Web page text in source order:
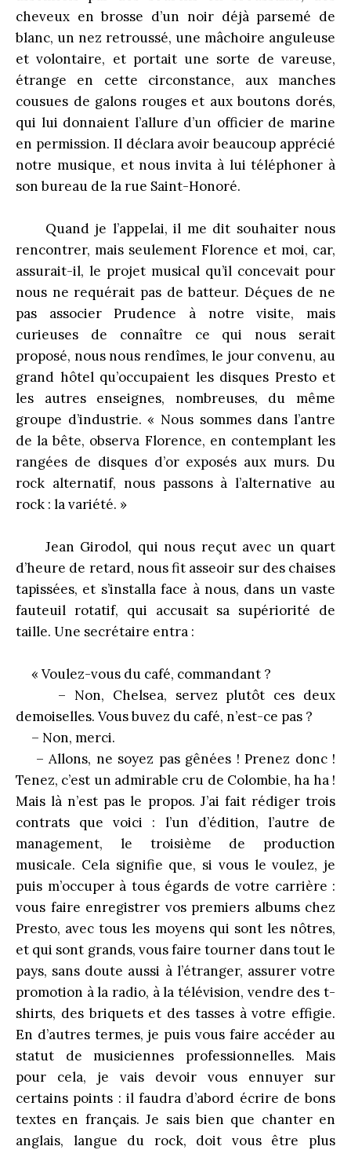
cheveux en brosse d’un noir déjà parsemé de
blanc, un nez retroussé, une mâchoire anguleuse
et volontaire, et portait une sorte de vareuse,
étrange en cette circonstance, aux manches
cousues de galons rouges et aux boutons dorés,
qui lui donnaient l’allure d’un officier de marine
en permission. Il déclara avoir beaucoup apprécié
notre musique, et nous invita à lui téléphoner à
son bureau de la rue Saint-Honoré.
Quand je l’appelai, il me dit souhaiter nous
rencontrer, mais seulement Florence et moi, car,
assurait-il, le projet musical qu’il concevait pour
nous ne requérait pas de batteur. Déçues de ne
pas associer Prudence à notre visite, mais
curieuses de connaître ce qui nous serait
proposé, nous nous rendîmes, le jour convenu, au
grand hôtel qu’occupaient les disques Presto et
les autres enseignes, nombreuses, du même
groupe d’industrie. « Nous sommes dans l’antre
de la bête, observa Florence, en contemplant les
rangées de disques d’or exposés aux murs. Du
rock alternatif, nous passons à l’alternative au
rock : la variété. »
Jean Girodol, qui nous reçut avec un quart
d’heure de retard, nous fit asseoir sur des chaises
tapissées, et s’installa face à nous, dans un vaste
fauteuil rotatif, qui accusait sa supériorité de
taille. Une secrétaire entra :
« Voulez-vous du café, commandant ?
– Non, Chelsea, servez plutôt ces deux
demoiselles. Vous buvez du café, n’est-ce pas ?
– Non, merci.
– Allons, ne soyez pas gênées ! Prenez donc !
Tenez, c’est un admirable cru de Colombie, ha ha !
Mais là n’est pas le propos. J’ai fait rédiger trois
contrats que voici : l’un d’édition, l’autre de
management, le troisième de production
musicale. Cela signifie que, si vous le voulez, je
puis m’occuper à tous égards de votre carrière :
vous faire enregistrer vos premiers albums chez
Presto, avec tous les moyens qui sont les nôtres,
et qui sont grands, vous faire tourner dans tout le
pays, sans doute aussi à l’étranger, assurer votre
promotion à la radio, à la télévision, vendre des t-
shirts, des briquets et des tasses à votre effigie.
En d’autres termes, je puis vous faire accéder au
statut de musiciennes professionnelles. Mais
pour cela, je vais devoir vous ennuyer sur
certains points : il faudra d’abord écrire de bons
textes en français. Je sais bien que chanter en
anglais, langue du rock, doit vous être plus